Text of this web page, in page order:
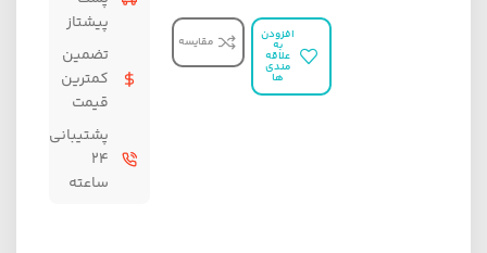
افزودن
به
علاقه
مندی
ها
مقایسه
پیشتاز
تضمین
کمترین
قیمت
پشتیبانی
۲۴
ساعته